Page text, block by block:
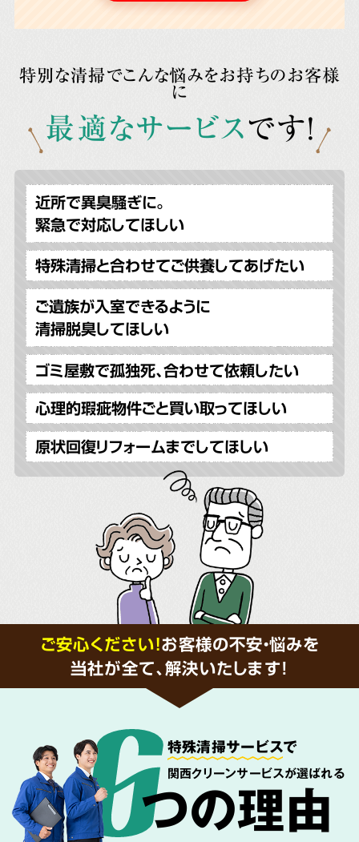
特別な清掃でこんな悩みをお持ちのお客様
に
最適なサービスです!
近所で異臭騒ぎに。
緊急で対応してほしい
特殊清掃と合わせてご供養してあげたい
ご遺族が入室できるように
清掃脱臭してほしい
ゴミ屋敷で孤独死、合わせて依頼したい
心理的瑕疵物件ごと買い取ってほしい
原状回復リフォームまでしてほしい
ご安心ください！お客様の不安・悩みを
当社が全て、解決いたします!
特殊清掃サービスで
関西クリーンサービスが選ばれる
つの理由